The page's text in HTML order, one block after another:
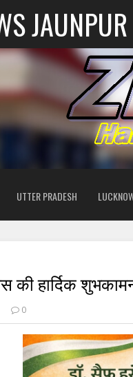
JAUNPUR
UTTER PRADESH
की हार्दिक
0